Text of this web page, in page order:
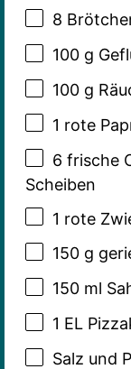
8
100 g
100 g
1 rote
6 frische
Scheiben
1 rote
150 g
150ml
1 EL
Salz und